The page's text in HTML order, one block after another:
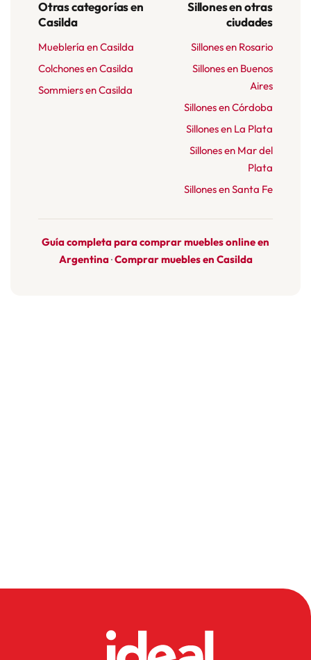
Otras categorías en
Casilda
Mueblería en Casilda
Colchones en Casilda
Sommiers en Casilda
Sillones en otras
ciudades
Sillones en Rosario
Sillones en Buenos
Aires
Sillones en Córdoba
Sillones en La Plata
Sillones en Mar del
Plata
Sillones en Santa Fe
Guía completa para comprar muebles online en
Argentina·Comprar muebles en Casilda